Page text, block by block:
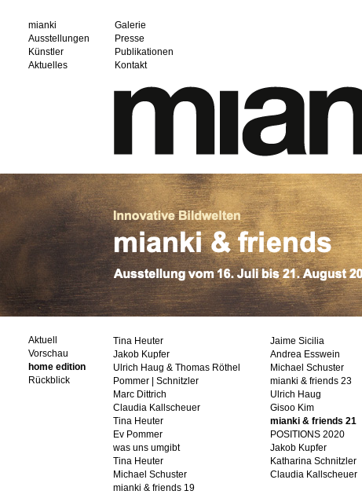
mianki
Galerie
Ausstellungen
Presse
Künstler
Publikationen
Aktuelles
Kontakt
Tina Heuter Jaime Sicilia
Jakob Kupfer
Andrea Esswein
Ulrich Haug & Thomas Röthel
Michael Schuster
Pommer | Schnitzler
mianki & friends 23
Marc Dittrich
Ulrich Haug
Claudia Kallscheuer
Gisoo Kim
Tina Heuter
mianki & friends 21
Ev Pommer
POSITIONS 2020
was uns umgibt
Jakob Kupfer
Tina Heuter
Katharina Schnitzler
Michael Schuster
Claudia Kallscheuer
mianki & friends 19
Aktuell
Vorschau
home edition
Rückblick